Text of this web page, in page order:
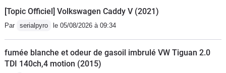
[Topic Officiel] Volkswagen Caddy V (2021)
Par serialpyro le 05/08/2026 à 09:34
fumée blanche et odeur de gasoil imbrulé VW Tiguan 2.0
TDI 140ch,4 motion (2015)